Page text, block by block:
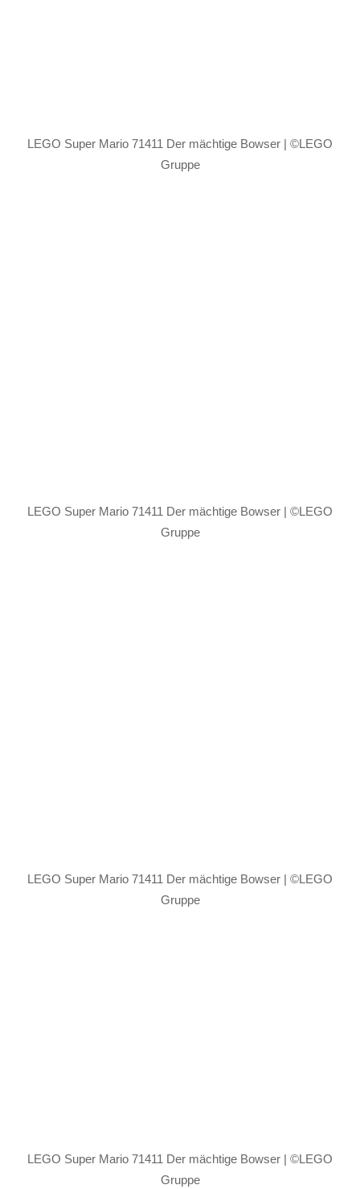
LEGO Super Mario 71411 Der mächtige Bowser | ©LEGO
Gruppe
LEGO Super Mario 71411 Der mächtige Bowser | ©LEGO
Gruppe
LEGO Super Mario 71411 Der mächtige Bowser | ©LEGO
Gruppe
LEGO Super Mario 71411 Der mächtige Bowser | ©LEGO
Gruppe